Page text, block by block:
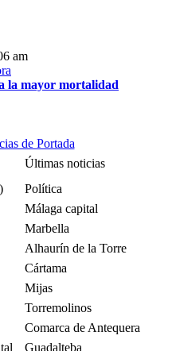
am
la mayor mortalidad
de Portada
Últimas noticias
Política
Málaga capital
Marbella
Alhaurín de la Torre
Cártama
Mijas
Torremolinos
Comarca de Antequera
Guadalteba